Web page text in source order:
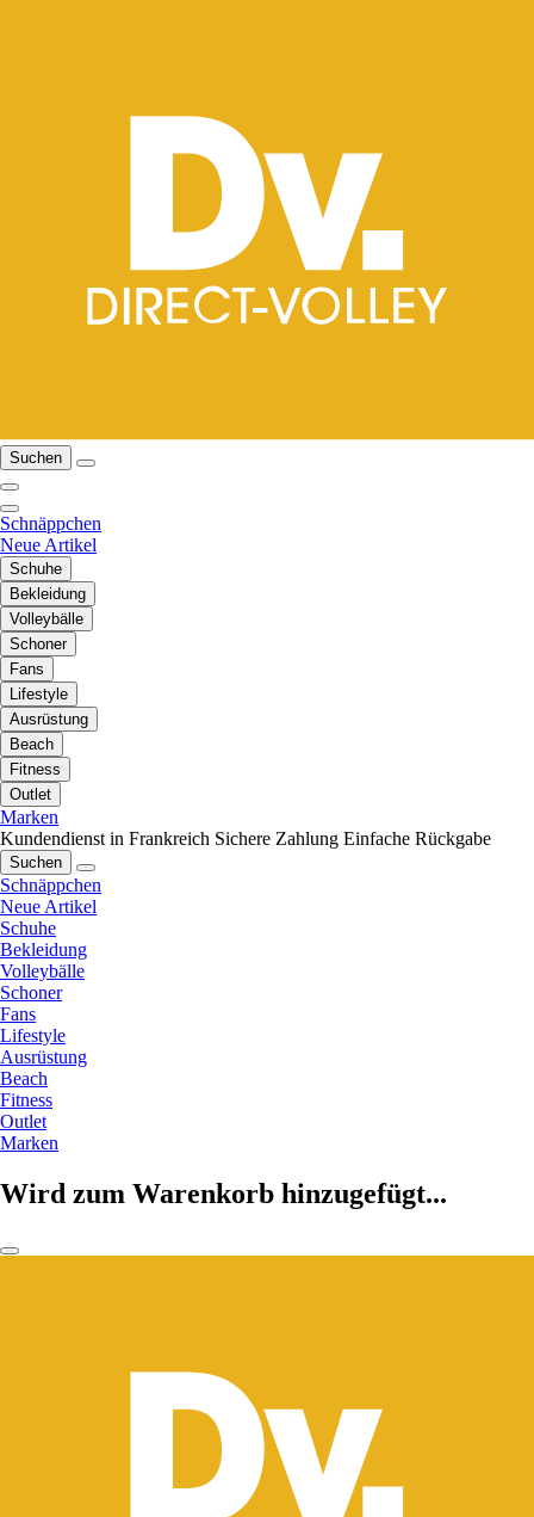
Suchen
Schnäppchen
Neue Artikel
Schuhe
Bekleidung
Volleybälle
Schoner
Fans
Lifestyle
Ausrüstung
Beach
Fitness
Outlet
Marken
Kundendienst in Frankreich Sichere Zahlung Einfache Rückgabe
Suchen
Schnäppchen
Neue Artikel
Schuhe
Bekleidung
Volleybälle
Schoner
Fans
Lifestyle
Ausrüstung
Beach
Fitness
Outlet
Marken
Wird zum Warenkorb hinzugefügt...